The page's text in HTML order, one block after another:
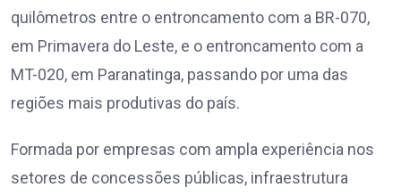
quilômetros entre o entroncamento com a BR-070,
em Primavera do Leste, e o entroncamento com a
MT-020, em Paranatinga, passando por uma das
regiões mais produtivas do país.
Formada por empresas com ampla experiência nos
setores de concessões públicas, infraestrutura